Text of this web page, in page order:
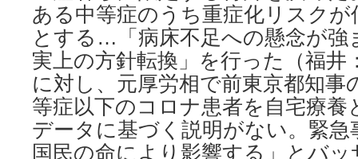
ある中等症のうち重症化リスクが
とする…「病床不足への懸念が強
実上の方針転換」を行った（福井
に対し、元厚労相で前東京都知事
等症以下のコロナ患者を自宅療養
データに基づく説明がない。緊急
国民の命により影響する」とバ